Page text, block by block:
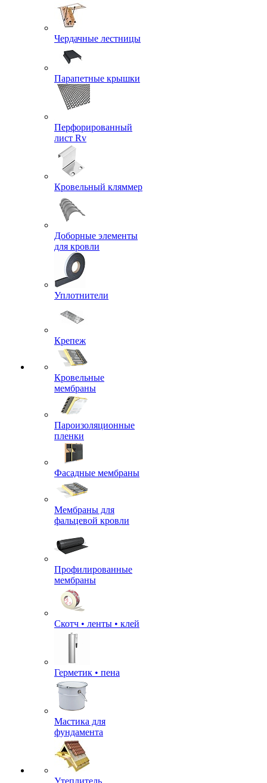
Чердачные лестницы
Парапетные крышки
Перфорированный
лист Rv
Кровельный кляммер
Доборные элементы
для кровли
Уплотнители
Крепеж
Кровельные
мембраны
Пароизоляционные
пленки
Фасадные мембраны
Мембраны для
фальцевой кровли
Профилированные
мембраны
Скотч • ленты • клей
Герметик • пена
Мастика для
фундамента
Утеплитель